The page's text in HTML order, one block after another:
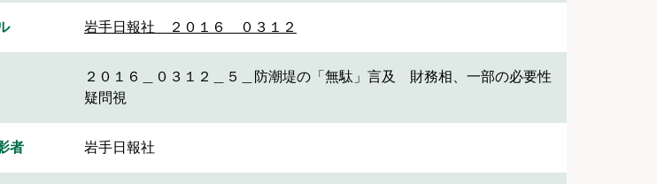
岩手日報社＿２０１６＿０３１２
２０１６＿０３１２＿５＿防潮堤の「無駄」言及 財務相、一部の必要性
疑問視
者 岩手日報社